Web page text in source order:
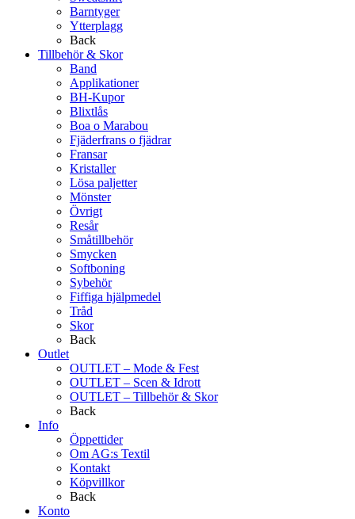
Barntyger
Ytterplagg
Back
Tillbehör & Skor
Band
Applikationer
BH-Kupor
Blixtlås
Boa o Marabou
Fjäderfrans o fjädrar
Fransar
Kristaller
Lösa paljetter
Mönster
Övrigt
Resår
Småtillbehör
Smycken
Softboning
Sybehör
Fiffiga hjälpmedel
Tråd
Skor
Back
Outlet
OUTLET – Mode & Fest
OUTLET – Scen & Idrott
OUTLET – Tillbehör & Skor
Back
Info
Öppettider
Om AG:s Textil
Kontakt
Köpvillkor
Back
Konto